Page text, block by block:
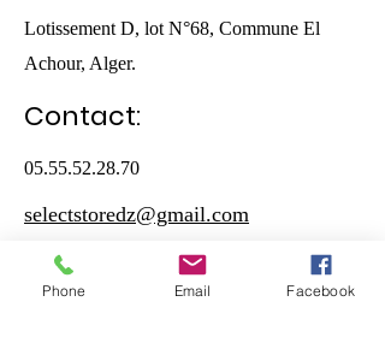
Lotissement D, lot N°68, Commune El
Achour, Alger.
Contact:
05.55.52.28.70
selectstoredz@gmail.com
Heures d'ouverture:
Phone Email Facebook